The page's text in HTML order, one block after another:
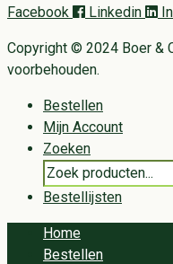
Facebook Linkedin
Copyright © 2024 Boer &
voorbehouden.
Bestellen
Mijn Account
Zoeken
Search
for:
Bestellijsten
Home
Bestellen